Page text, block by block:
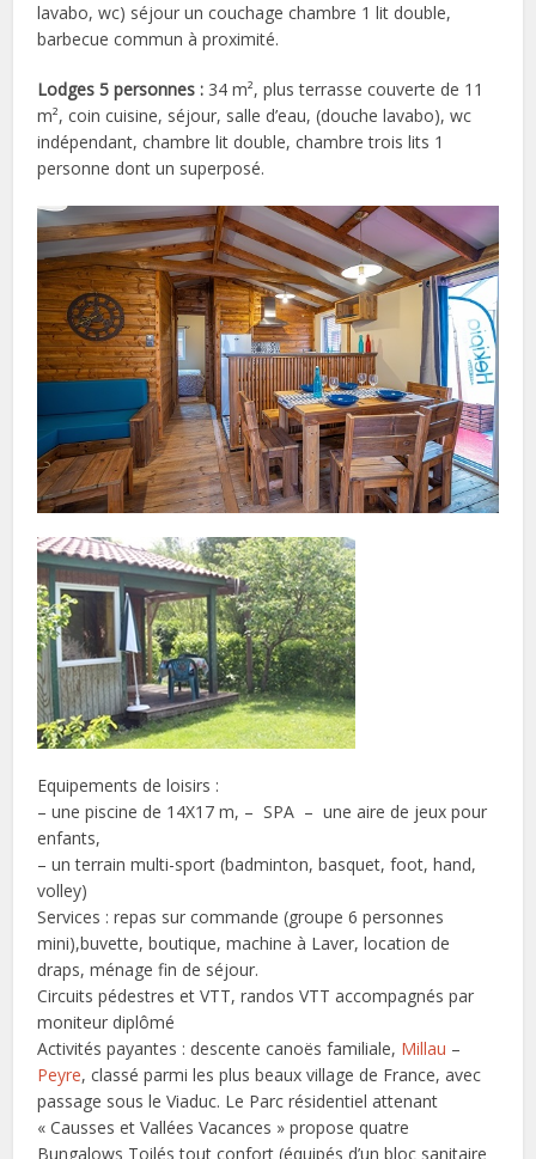
lavabo, wc) séjour un couchage chambre 1 lit double,
barbecue commun à proximité.
Lodges 5 personnes : 34 m², plus terrasse couverte de 11
m², coin cuisine, séjour, salle d’eau, (douche lavabo), wc
indépendant, chambre lit double, chambre trois lits 1
personne dont un superposé.
Equipements de loisirs :
– une piscine de 14X17 m, – SPA – une aire de jeux pour
enfants,
– un terrain multi-sport (badminton, basquet, foot, hand,
volley)
Services : repas sur commande (groupe 6 personnes
mini),buvette, boutique, machine à Laver, location de
draps, ménage fin de séjour.
Circuits pédestres et VTT, randos VTT accompagnés par
moniteur diplômé
Activités payantes : descente canoës familiale, Millau –
Peyre, classé parmi les plus beaux village de France, avec
passage sous le Viaduc. Le Parc résidentiel attenant
« Causses et Vallées Vacances » propose quatre
Bungalows Toilés tout confort (équipés d’un bloc sanitaire